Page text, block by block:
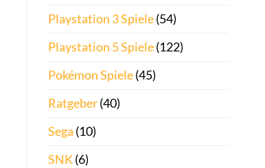
Playstation 3 Spiele(54)
Playstation 5 Spiele(122)
Pokémon Spiele(45)
Ratgeber(40)
Sega (10)
SNK(6)